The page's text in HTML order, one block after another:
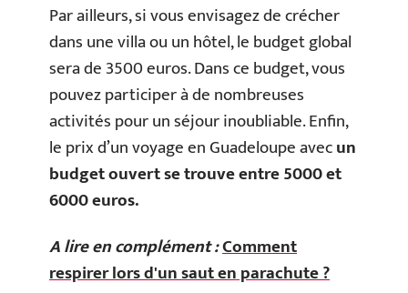
Par ailleurs, si vous envisagez de crécher
dans une villa ou un hôtel, le budget global
sera de 3500 euros. Dans ce budget, vous
pouvez participer à de nombreuses
activités pour un séjour inoubliable. Enfin,
le prix d’un voyage en Guadeloupe avecun
budget ouvert se trouve entre 5000 et
6000 euros.
A lire en complément :Comment
respirer lors d'un saut en parachute ?